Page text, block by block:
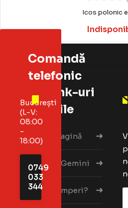
Icos polonic
Anunță stocComandă
telefonic
București
(L-V:
08:00
-
18:00)
0749
033
344
Link-uri
utile
Prima pagină
Despre Gemini
Cum cumperi?